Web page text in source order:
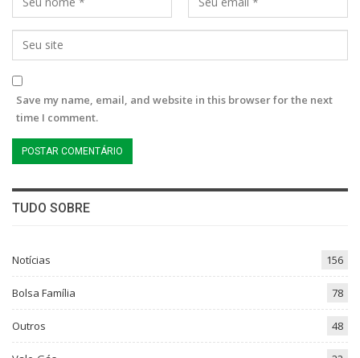
Save my name, email, and website in this browser for the next
time I comment.
TUDO SOBRE
Notícias 156
Bolsa Família 78
Outros 48